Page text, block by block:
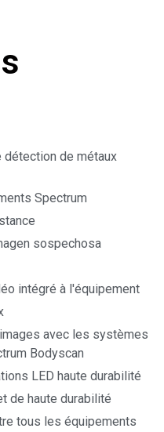
détection de métaux
Spectrum
sospechosa
intégré à l'équipement
avec les systèmes
Bodyscan
LED haute durabilité
de haute durabilité
tous les équipements